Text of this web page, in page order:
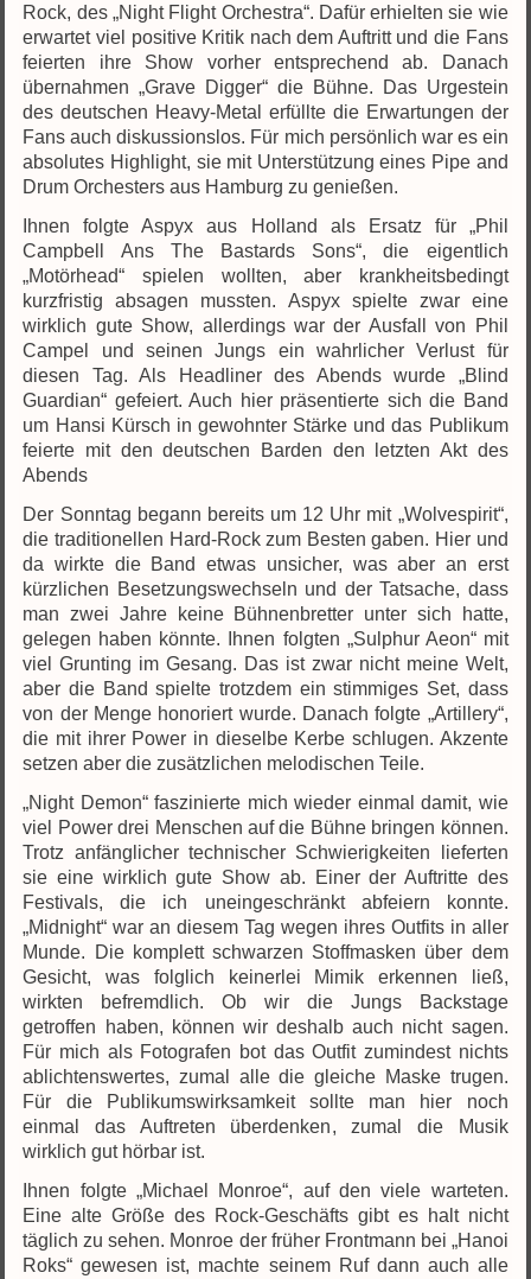
Rock, des „Night Flight Orchestra“. Dafür erhielten sie wie
erwartet viel positive Kritik nach dem Auftritt und die Fans
feierten ihre Show vorher entsprechend ab. Danach
übernahmen „Grave Digger“ die Bühne. Das Urgestein
des deutschen Heavy-Metal erfüllte die Erwartungen der
Fans auch diskussionslos. Für mich persönlich war es ein
absolutes Highlight, sie mit Unterstützung eines Pipe and
Drum Orchesters aus Hamburg zu genießen.
Ihnen folgte Aspyx aus Holland als Ersatz für „Phil
Campbell Ans The Bastards Sons“, die eigentlich
„Motörhead“ spielen wollten, aber krankheitsbedingt
kurzfristig absagen mussten. Aspyx spielte zwar eine
wirklich gute Show, allerdings war der Ausfall von Phil
Campel und seinen Jungs ein wahrlicher Verlust für
diesen Tag. Als Headliner des Abends wurde „Blind
Guardian“ gefeiert. Auch hier präsentierte sich die Band
um Hansi Kürsch in gewohnter Stärke und das Publikum
feierte mit den deutschen Barden den letzten Akt des
Abends
Der Sonntag begann bereits um 12 Uhr mit „Wolvespirit“,
die traditionellen Hard-Rock zum Besten gaben. Hier und
da wirkte die Band etwas unsicher, was aber an erst
kürzlichen Besetzungswechseln und der Tatsache, dass
man zwei Jahre keine Bühnenbretter unter sich hatte,
gelegen haben könnte. Ihnen folgten „Sulphur Aeon“ mit
viel Grunting im Gesang. Das ist zwar nicht meine Welt,
aber die Band spielte trotzdem ein stimmiges Set, dass
von der Menge honoriert wurde. Danach folgte „Artillery“,
die mit ihrer Power in dieselbe Kerbe schlugen. Akzente
setzen aber die zusätzlichen melodischen Teile.
„Night Demon“ faszinierte mich wieder einmal damit, wie
viel Power drei Menschen auf die Bühne bringen können.
Trotz anfänglicher technischer Schwierigkeiten lieferten
sie eine wirklich gute Show ab. Einer der Auftritte des
Festivals, die ich uneingeschränkt abfeiern konnte.
„Midnight“ war an diesem Tag wegen ihres Outfits in aller
Munde. Die komplett schwarzen Stoffmasken über dem
Gesicht, was folglich keinerlei Mimik erkennen ließ,
wirkten befremdlich. Ob wir die Jungs Backstage
getroffen haben, können wir deshalb auch nicht sagen.
Für mich als Fotografen bot das Outfit zumindest nichts
ablichtenswertes, zumal alle die gleiche Maske trugen.
Für die Publikumswirksamkeit sollte man hier noch
einmal das Auftreten überdenken, zumal die Musik
wirklich gut hörbar ist.
Ihnen folgte „Michael Monroe“, auf den viele warteten.
Eine alte Größe des Rock-Geschäfts gibt es halt nicht
täglich zu sehen. Monroe der früher Frontmann bei „Hanoi
Roks“ gewesen ist, machte seinem Ruf dann auch alle